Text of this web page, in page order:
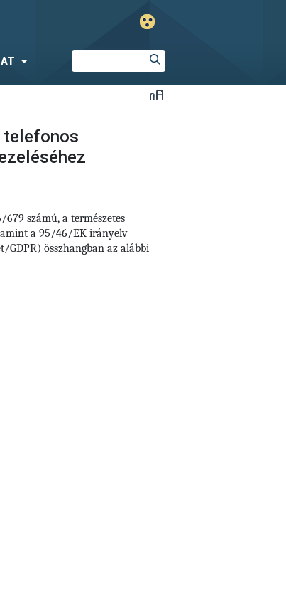
679 számú, a természetes
a 95/46/EK irányelv
összhangban az alábbi